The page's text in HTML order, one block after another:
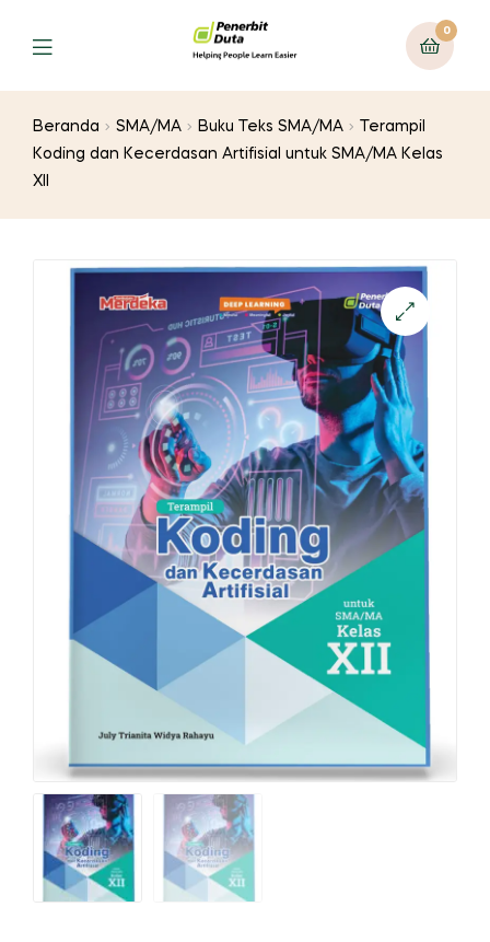
Menu
0
Beranda SMA/MA Buku Teks SMA/MA
Terampil
Koding dan Kecerdasan Artifisial untuk SMA/MA Kelas
XII